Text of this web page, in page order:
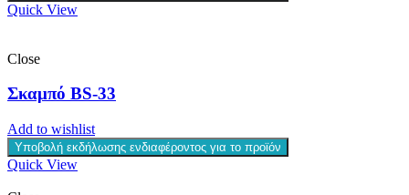
Quick View
Close
Σκαμπό BS-33
Add to wishlist
Υποβολή εκδήλωσης ενδιαφέροντος για το προϊόν
Quick View